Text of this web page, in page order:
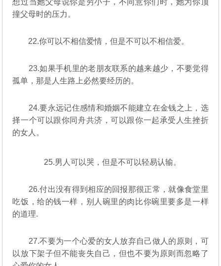
想过当她父母说你是穷小子，不同意你们时，她为你顶
撞父母时的压力。
22.你可以不相信爱情，但是不可以不相信爱。
23.如果手机里的老朋友联系的越来越少，不要觉得
孤单，那是人生路上必然要经历的。
24.要永远记住感情和婚姻不能建立在金钱之上，选
择一个可以跟你同舟共济，可以跟你一起承受人生挫折
的女人。
25.男人可以哭，但是不可以轻易认输。
26.付出没有得到相应的回报那很正常，就像食堂里
吃饭，给的钱一样，别人碗里的肉比你碗里要多是一样
的道理.
27.不要为一个心爱的女人放弃自己做人的原则，可
以放下架子但不能丧失自己，但也不要为原则而忽略了